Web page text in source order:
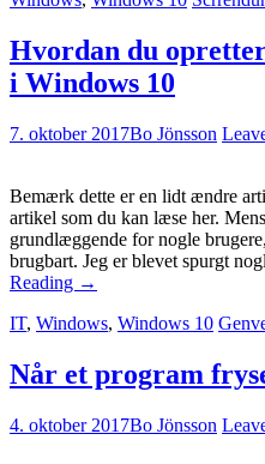
Hvordan du
i Windows 10
7. oktober 2017Bo Jönsson
Bemærk dette er en lidt ændre
artikel som du kan læse her.
grundlæggende for nogle
brugbart. Jeg er blevet spurgt
Reading →
IT, Windows, Windows 10
Når et program
4. oktober 2017Bo Jönsson